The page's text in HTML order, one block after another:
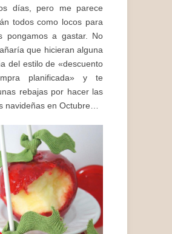
días, pero me parece
todos como locos para
pongamos a gastar. No
que hicieran alguna
del estilo de «descuento
planificada» y te
rebajas por hacer las
navideñas en Octubre…